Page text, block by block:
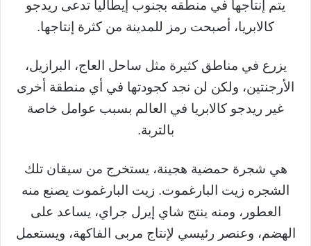
يتم إنتاجها في منطقه بجنوب إيطاليا تدعى ريدجو
كالابريا، أصبحت رمز للمدينة من كثرة إنتاجها.
يزرع في مناطق كثيرة مثل ساحل العاج، البرازيل،
الأرجنتين، ولكن لن نجد كجودتها في أي منطقة أخرى
غير ريدجو كالابريا في العالم بسبب عوامل خاصة
بالتربة.
هي شجرة حمضية هجينة، يستخرج من سيقان تلك
الشجره زيت البارغموت. زيت البارغموت يصنع منه
العطور، ومنه ينتج شاي إيرل جراي، يساعد على
الهضم، وعنصر رئيسي لإنتاج مربى الفاكهة، ويستعمل